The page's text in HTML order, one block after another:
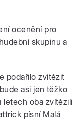
ocenění pro
skupinu a
podařilo zvítězit
asi jen těžko
letech oba zvítězili
písní Malá